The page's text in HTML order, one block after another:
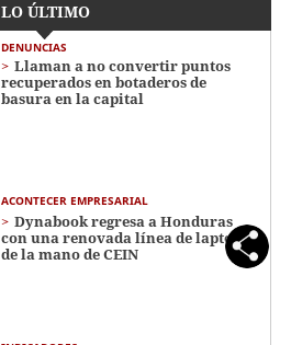
LO ÚLTIMO
DENUNCIAS
Llaman a no convertir puntos
recuperados en botaderos de
basura en la capital
ACONTECER EMPRESARIAL
Dynabook regresa a Honduras
con una renovada línea de laptops
de la mano de CEIN